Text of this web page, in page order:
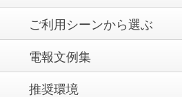
ご利用シーンから選ぶ
電報文例集
推奨環境